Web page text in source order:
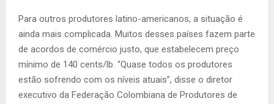
Para outros produtores latino-americanos, a situação é
ainda mais complicada. Muitos desses países fazem parte
de acordos de comércio justo, que estabelecem preço
mínimo de 140 cents/lb. “Quase todos os produtores
estão sofrendo com os níveis atuais”, disse o diretor
executivo da Federação Colombiana de Produtores de